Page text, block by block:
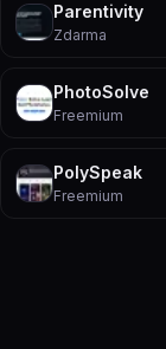
Parentivity
Zdarma
PhotoSolve
Freemium
PolySpeak
Freemium